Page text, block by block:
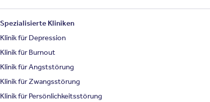
Spezialisierte Kliniken
Klinik für Depression
Klinik für Burnout
Klinik für Angststörung
Klinik für Zwangsstörung
Klinik für Persönlichkeitsstörung